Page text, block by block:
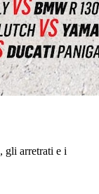
, gli arretrati e i